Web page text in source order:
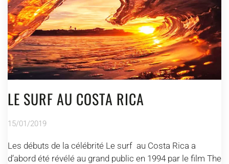
LE SURF AU COSTA RICA
15/01/2019
Les débuts de la célébrité Le surf au Costa Rica a
d’abord été révélé au grand public en 1994 par le film The